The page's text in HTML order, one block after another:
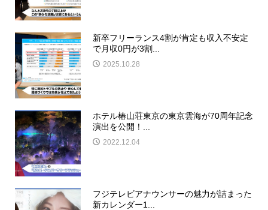
新卒フリーランス4割が肯定も収入不安定
で月収0円が3割...
2025.10.28
ホテル椿山荘東京の東京雲海が70周年記念
演出を公開！...
2022.12.04
フジテレビアナウンサーの魅力が詰まった
新カレンダー1...